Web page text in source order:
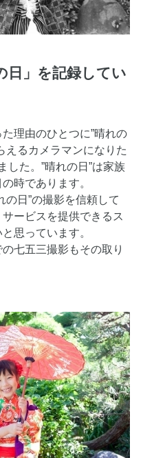
日」を記録してい
理由のひとつに”晴れの
えるカメラマンになりた
した。”晴れの日”は家族
時であります。
の日”の撮影を信頼して
ービスを提供できるス
思っています。
七五三撮影もその取り